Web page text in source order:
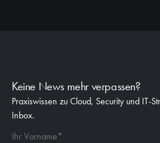
Keine News mehr verpassen?
Praxiswissen zu Cloud, Security und IT-
Inbox.